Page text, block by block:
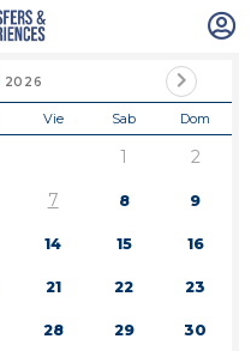
2026
Vie Sab Dom
1
2
7 8 9
14 15 16
21 22 23
28 29 30